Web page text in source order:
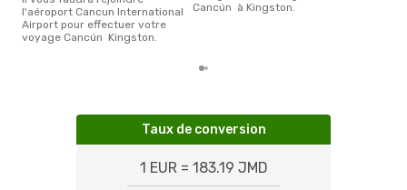
l'aéroport Cancun International
Airport pour effectuer votre
voyage Cancún Kingston.
Cancún à Kingston.
Taux de conversion
1 EUR = 183.19 JMD